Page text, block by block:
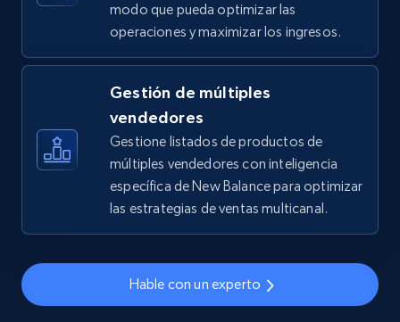
TikTok Shop - discover records by shop url
URL, Title, Available, Description, Currency, Initial
price, Final price, Discount percent, and more.
668+ Comenzar ahora
modo que pueda optimizar las
operaciones y maximizar los ingresos.
Gestión de múltiples
vendedores
Gestione listados de productos de
múltiples vendedores con inteligencia
específica de New Balance para optimizar
las estrategias de ventas multicanal.
Hable con un experto